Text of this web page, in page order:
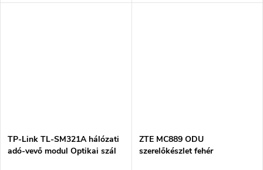
TP-Link TL-SM321A hálózati
adó-vevő modul Optikai szál
ZTE MC889 ODU
szerelőkészlet fehér